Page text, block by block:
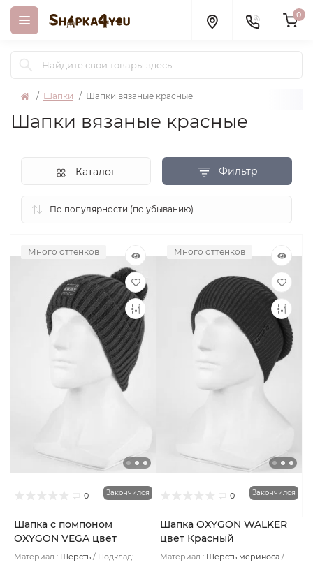
0
Шапки Шапки вязаные красные
Шапки вязаные красные
Фильтр
Каталог
Много оттенков
0 Закончился
Шапка с помпоном
OXYGON VEGA цвет
Красный
Материал : Шерсть
Подклад:
Много оттенков
0 Закончился
Шапка OXYGON WALKER
цвет Красный
Материал : Шерсть мериноса